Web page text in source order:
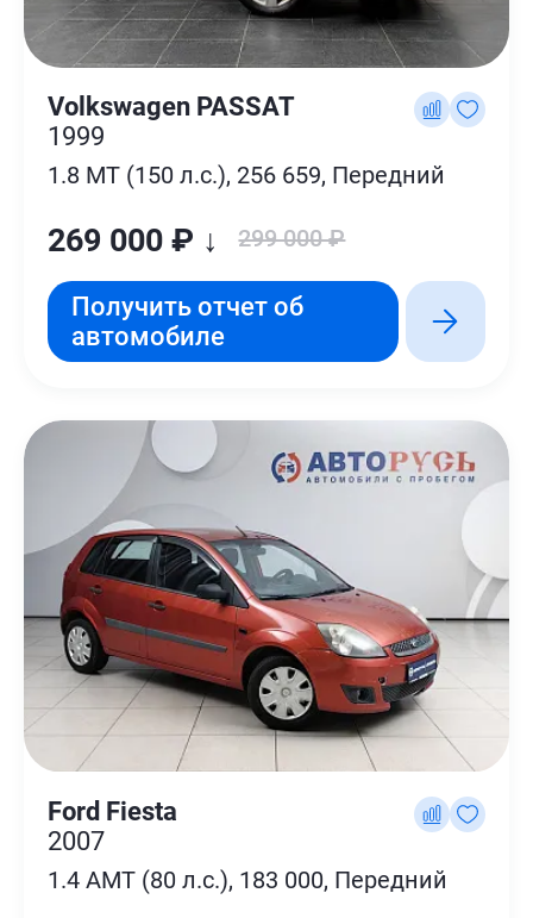
Volkswagen PASSAT
1999
1.8 MT (150 л.с.), 256 659, Передний
269 000 ₽ ↓ 299 000 ₽
Получить отчет об
автомобиле
Ford Fiesta
2007
1.4 AMT (80 л.с.), 183 000, Передний